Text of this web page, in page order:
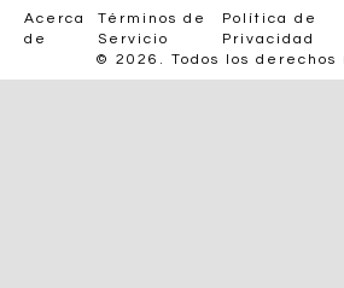
Acerca
de
Términos de
Servicio
Política de
Privacidad
© 2026. Todos los derechos